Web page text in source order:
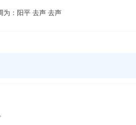
为：阳平 去声 去声